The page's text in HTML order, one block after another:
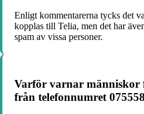
Enligt kommentarerna tycks det
kopplas till Telia, men det har
spam av vissa personer.
Varför varnar människor
från telefonnumret